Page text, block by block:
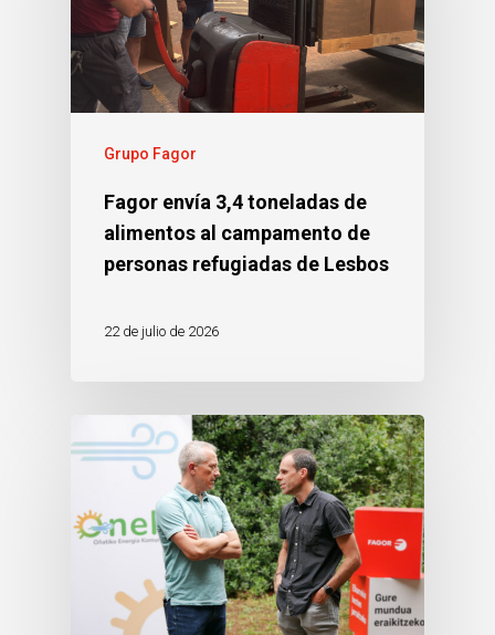
Grupo Fagor
Fagor envía 3,4 toneladas de
alimentos al campamento de
personas refugiadas de Lesbos
22 de julio de 2026